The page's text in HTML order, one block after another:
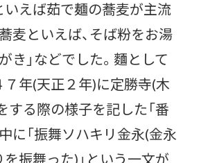
えば茹で麺の蕎麦が主流
麦といえば、そば粉をお湯
き」などでした。麵として
年(天正２年)に定勝寺(木
する際の様子を記した「番
に「振舞ソハキリ金永(金永
振舞った)」という一文が